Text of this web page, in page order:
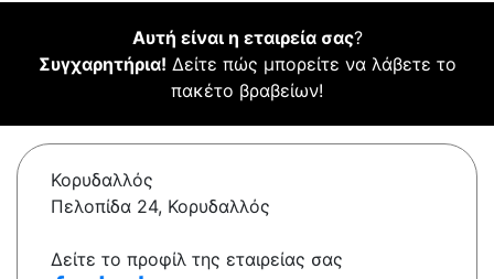
Αυτή είναι η εταιρεία σας?
Συγχαρητήρια! Δείτε πώς μπορείτε να λάβετε το
πακέτο βραβείων!
Κορυδαλλός
Πελοπίδα 24, Κορυδαλλός
Δείτε το προφίλ της εταιρείας σας